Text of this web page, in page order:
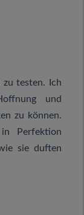
zu testen. Ich
und
zu können.
Perfektion
sie duften